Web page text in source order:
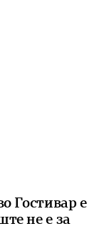
Гостивар е
не е за